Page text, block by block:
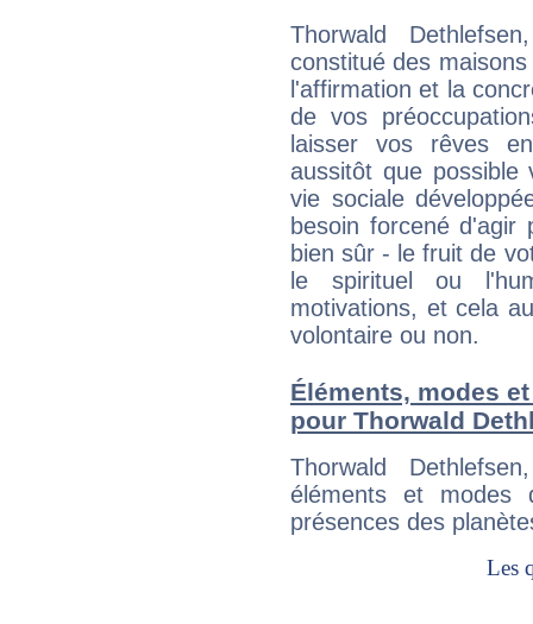
Thorwald
constitué des
l'affirmation et la
de vos
laisser vos rêves
aussitôt que
vie sociale
besoin forcené
bien sûr - le fruit de
le spirituel ou
motivations, et cela
volontaire ou non.
Éléments, modes
pour Thorwald
Thorwald
éléments et modes
présences des